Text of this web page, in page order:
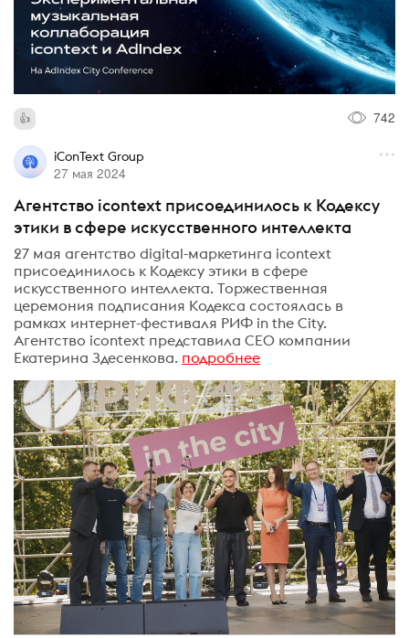
742
iConText Group
27 мая 2024
Агентство icontext присоединилось к Кодексу
этики в сфере искусственного интеллекта
27 мая агентство digital-маркетинга icontext
присоединилось к Кодексу этики в сфере
искусственного интеллекта. Торжественная
церемония подписания Кодекса состоялась в
рамках интернет-фестиваля РИФ in the City.
Агентство icontext представила CEO компании
Екатерина Здесенкова. подробнее